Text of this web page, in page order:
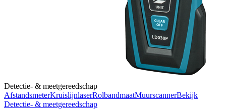
Detectie- & meetgereedschap
AfstandsmeterKruislijnlaserRolbandmaatMuurscannerBekijk
Detectie- & meetgereedschap